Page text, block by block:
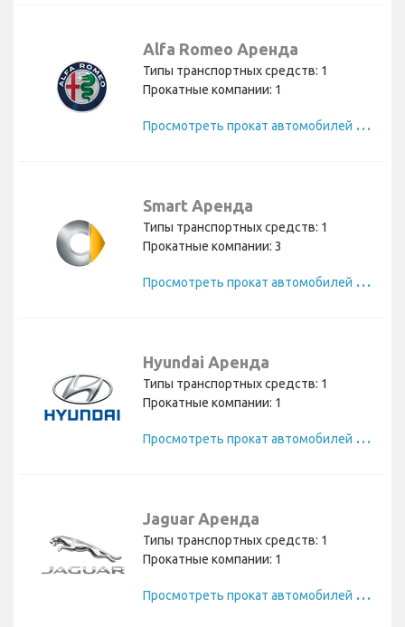
Alfa Romeo Аренда
Типы транспортных средств: 1
Прокатные компании: 1
П
росмотреть прокат автомобилей Alfa Romeo
Smart Аренда
Типы транспортных средств: 1
Прокатные компании: 3
П
росмотреть прокат автомобилей Smart
Hyundai Аренда
Типы транспортных средств: 1
Прокатные компании: 1
П
росмотреть прокат автомобилей Hyundai
Jaguar Аренда
Типы транспортных средств: 1
Прокатные компании: 1
П
росмотреть прокат автомобилей Jaguar